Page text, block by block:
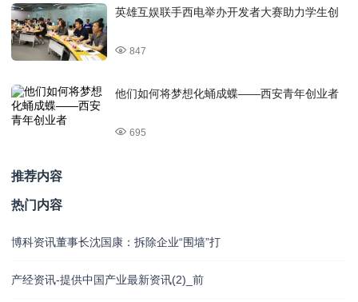
英雄互娱联手西电举办开发者大赛助力学生创
847
他们如何将梦想化蛹成蝶——西安青年创业者
695
推荐内容
热门内容
博科资讯董事长沈国康：拆除企业“围墙”打
产经资讯-提供中国产业最新资讯(2)_前